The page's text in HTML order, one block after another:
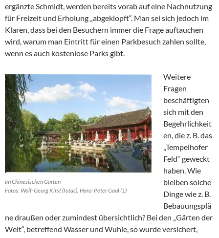
ergänzte Schmidt, werden bereits vorab auf eine Nachnutzung
für Freizeit und Erholung „abgeklopft“. Man sei sich jedoch im
Klaren, dass bei den Besuchern immer die Frage auftauchen
wird, warum man Eintritt für einen Parkbesuch zahlen sollte,
wenn es auch kostenlose Parks gibt.
Im Chinesischen Garten
Fotos: Wolf-Georg Kirst (fotac), Hans-Peter Gaul (1)
Weitere
Fragen
beschäftigten
sich mit den
Begehrlichkeit
en, die z. B. das
„Tempelhofer
Feld“ geweckt
haben. Wie
bleiben solche
Dinge wie z. B.
Bebauungsplä
ne draußen oder zumindest übersichtlich? Bei den „Gärten der
Welt“, betreffend Wasser und Wuhle, so wurde versichert,